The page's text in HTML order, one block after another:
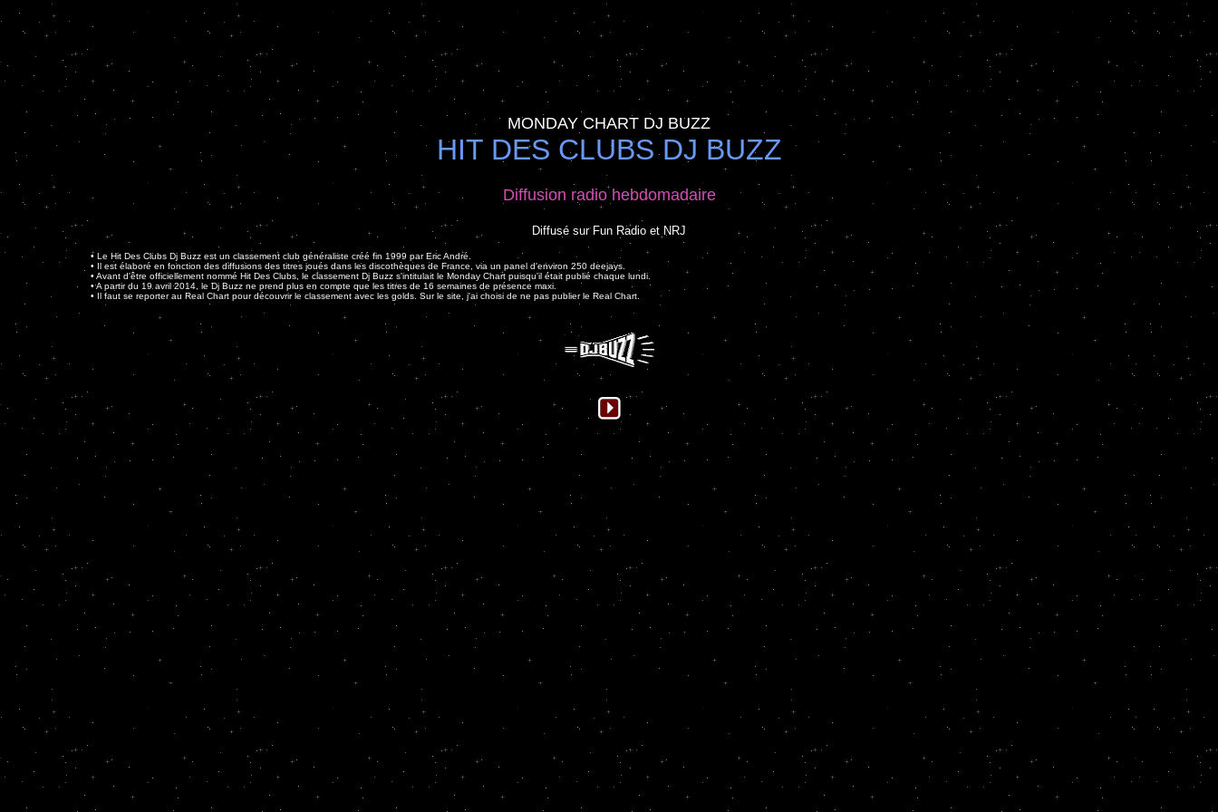
MONDAY CHART DJ BUZZ
HIT DES CLUBS DJ BUZZ
Diffusion radio hebdomadaire
Diffusé sur Fun Radio et NRJ
• Le Hit Des Clubs Dj Buzz est un classement club généraliste créé fin 1999 par Eric André.
• Il est élaboré en fonction des diffusions des titres joués dans les discothèques de France, via un panel d'environ 250 deejays.
• Avant d'être officiellement nommé Hit Des Clubs, le classement Dj Buzz s'intitulait le Monday Chart puisqu'il était publié chaque lundi.
• A partir du 19 avril 2014, le Dj Buzz ne prend plus en compte que les titres de 16 semaines de présence maxi.
• Il faut se reporter au Real Chart pour découvrir le classement avec les golds. Sur le site, j'ai choisi de ne pas publier le Real Chart.